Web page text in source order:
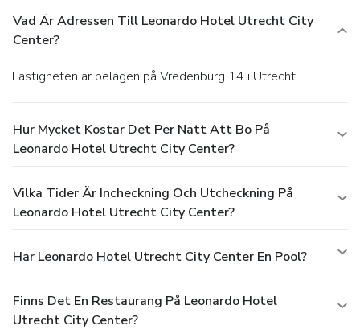
Vad Är Adressen Till Leonardo Hotel Utrecht City
Center?
Fastigheten är belägen på Vredenburg 14 i Utrecht.
Hur Mycket Kostar Det Per Natt Att Bo På
Leonardo Hotel Utrecht City Center?
Vilka Tider Är Incheckning Och Utcheckning På
Leonardo Hotel Utrecht City Center?
Har Leonardo Hotel Utrecht City Center En Pool?
Finns Det En Restaurang På Leonardo Hotel
Utrecht City Center?